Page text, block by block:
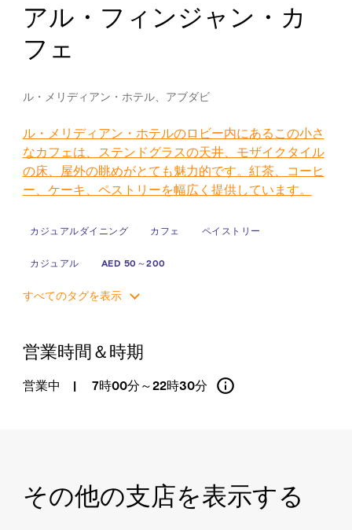
アル・フィンジャン・カ
フェ
ル・メリディアン・ホテル、アブダビ
ル・メリディアン・ホテルのロビー内にあるこの小さ
なカフェは、ステンドグラスの天井、モザイクタイル
の床、屋外の眺めがとても魅力的です。紅茶、コーヒ
ー、ケーキ、ペストリーを幅広く提供しています。
カジュアルダイニング カフェ ペイストリー
カジュアル AED 50～200
すべてのタグを表示
営業時間＆時期
営業中 | 7時00分～22時30分
その他の支店を表示する